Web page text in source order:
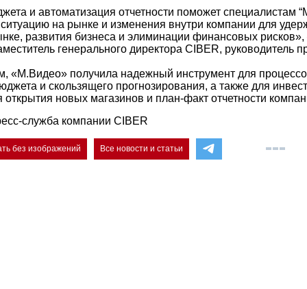
и автоматизация отчетности поможет специалистам
ситуацию на рынке и изменения внутри компании для
развития бизнеса и элиминации финансовых рисков»,
генерального директора CIBER, руководитель
«М.Видео» получила надежный инструмент для
и скользящего прогнозирования, а также для
открытия новых магазинов и план-факт отчетности
служба компании CIBER
без изображений Все новости и статьи